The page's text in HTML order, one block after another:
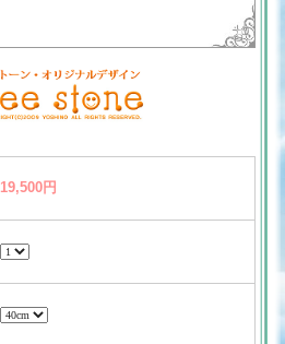
19,500円